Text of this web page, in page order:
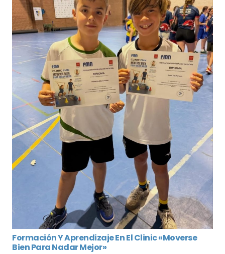
Formación Y Aprendizaje En El Clinic «Moverse
Bien Para Nadar Mejor»